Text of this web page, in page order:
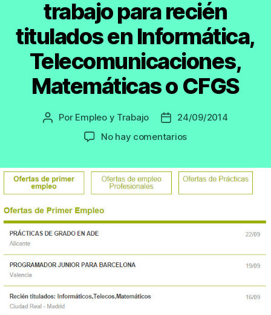
trabajo para recién
titulados en Informática,
Telecomunicaciones,
Matemáticas o CFGS
Autor
Por Empleo y Trabajo
Fecha
de
24/09/2014
No hay comentariosen
100
titulados